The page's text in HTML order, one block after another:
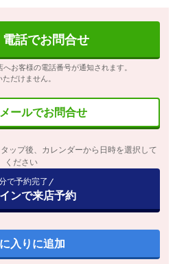
電話でお問合せ
お客様の電話番号が通知されます。
だけません。
メールでお問合せ
ップ後、カレンダーから日時を選択して
ください
で予約完了
ンで来店予約
入りに追加